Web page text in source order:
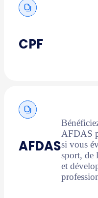
CPF
AFDAS
AFDAS
si vous
sport, de
et